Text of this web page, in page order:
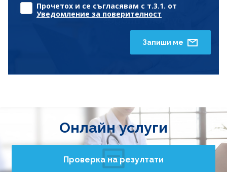
Прочетох и се съгласявам с т.3.1. от
Уведомление за поверителност
Запиши ме
Онлайн услуги
Проверка на резултати